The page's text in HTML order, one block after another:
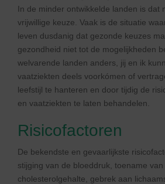
In de minder ontwikkelde landen is dat
vrijwillige keuze. Vaak is de situatie
leven dusdanig dat gezonde keuzes
gezondheid niet tot de mogelijkheden
welvarende landen anders, jij en ik
vaatziekten deels voorkómen of
leefstijl te hanteren en door tijdig de
en vaatziekten te laten behandelen.
Risicofactoren
De bekendste en gevaarlijkste
stijging van de bloeddruk, toename van
cholesterolgehalte, gebrek aan